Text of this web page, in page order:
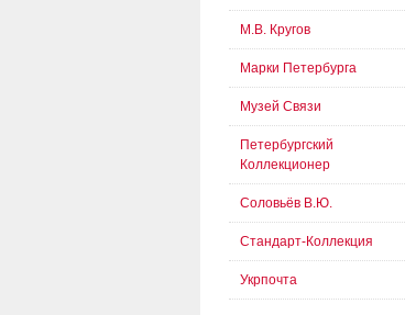
М.В. Кругов
Марки Петербурга
Музей Связи
Петербургский
Коллекционер
Соловьёв В.Ю.
Стандарт-Коллекция
Укрпочта